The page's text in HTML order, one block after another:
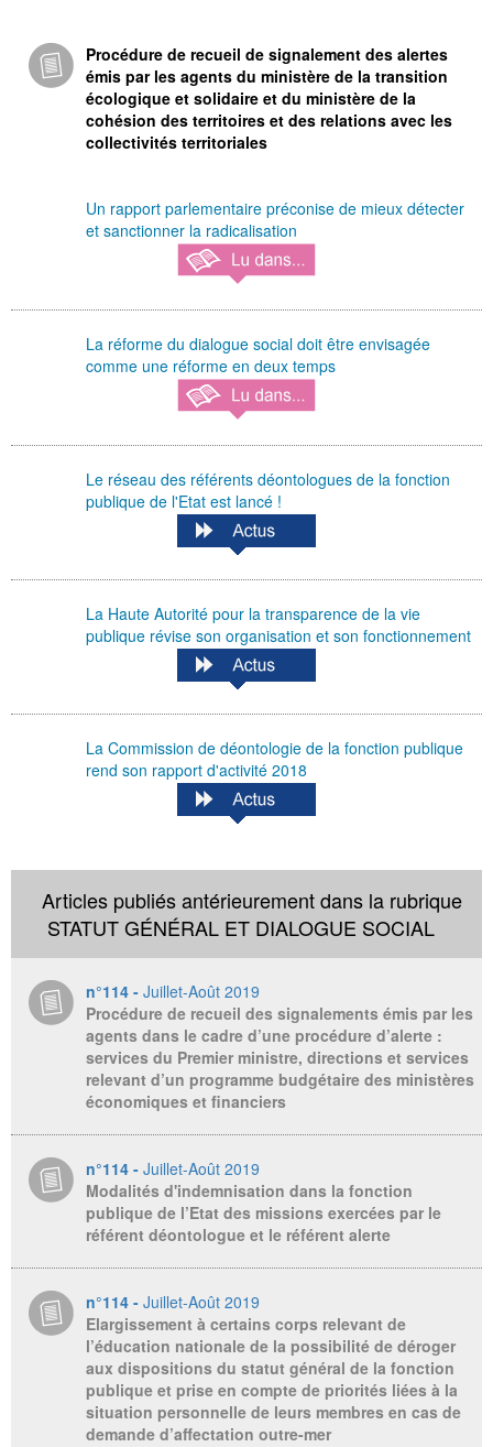
Procédure de recueil de signalement des alertes
émis par les agents du ministère de la transition
écologique et solidaire et du ministère de la
cohésion des territoires et des relations avec les
collectivités territoriales
Un rapport parlementaire préconise de mieux détecter
et sanctionner la radicalisation
La réforme du dialogue social doit être envisagée
comme une réforme en deux temps
Le réseau des référents déontologues de la fonction
publique de l'Etat est lancé !
La Haute Autorité pour la transparence de la vie
publique révise son organisation et son fonctionnement
La Commission de déontologie de la fonction publique
rend son rapport d'activité 2018
Articles publiés antérieurement dans la rubrique
STATUT GÉNÉRAL ET DIALOGUE SOCIAL
n°114 - Juillet-Août 2019
Procédure de recueil des signalements émis par les
agents dans le cadre d’une procédure d’alerte :
services du Premier ministre, directions et services
relevant d’un programme budgétaire des ministères
économiques et financiers
n°114 - Juillet-Août 2019
Modalités d'indemnisation dans la fonction
publique de l’Etat des missions exercées par le
référent déontologue et le référent alerte
n°114 - Juillet-Août 2019
Elargissement à certains corps relevant de
l’éducation nationale de la possibilité de déroger
aux dispositions du statut général de la fonction
publique et prise en compte de priorités liées à la
situation personnelle de leurs membres en cas de
demande d’affectation outre-mer